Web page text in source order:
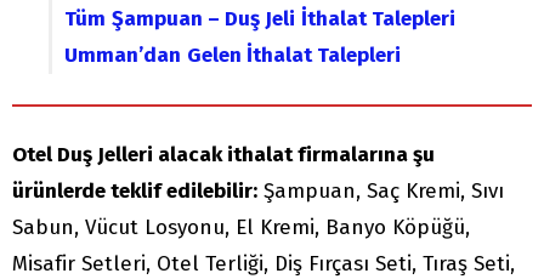
Tüm Şampuan – Duş Jeli İthalat Talepleri
Umman’dan Gelen İthalat Talepleri
Otel Duş Jelleri alacak ithalat firmalarına şu
ürünlerde teklif edilebilir: Şampuan, Saç Kremi, Sıvı
Sabun, Vücut Losyonu, El Kremi, Banyo Köpüğü,
Misafir Setleri, Otel Terliği, Diş Fırçası Seti, Tıraş Seti,